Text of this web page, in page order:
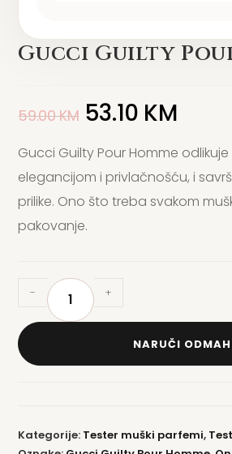
Gucci Guilty
59.00KM 53.10 KM
Gucci Guilty Pour Homme
elegancijom i privlačnošću, i
prilike. Ono što treba svakom
pakovanje.
- +
NARUČI ODMAH
Kategorije: Tester muški parfemi,